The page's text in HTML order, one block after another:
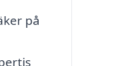
på